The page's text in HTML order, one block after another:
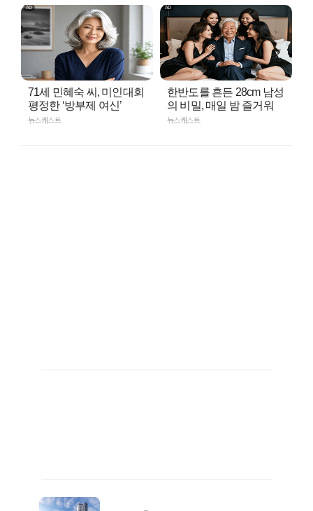
71세 민혜숙 씨, 미인대회
평정한 ‘방부제 여신’
뉴스캐스트
한반도를 흔든 28cm 남성
의 비밀, 매일 밤 즐거워
뉴스캐스트